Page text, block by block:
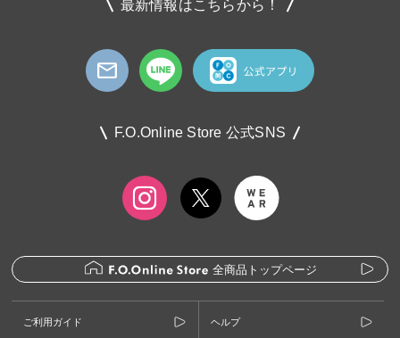
最新情報はこちらから！
F.O.Online Store 公式SNS
全商品トップページ
ご利用ガイド ヘルプ